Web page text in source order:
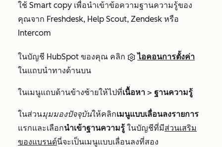
ใช้ Smart copy เพื่อนำเข้าข้อความฐานความรู้ของ
คุณจาก Freshdesk, Help Scout, Zendesk หรือ
Intercom
ในบัญชี HubSpot ของคุณ คลิก
ไอคอนการตั้งค่า
ในแถบนำทางด้านบน
ในเมนูแถบด้านข้างซ้ายให้ไปที่เนื้อหา > ฐานความรู้
ในส่วนมุมมองปัจจุบันให้คลิกเมนูแบบเลื่อนลงรายการ
แรกและเลือกนำเข้าฐานความรู้ ในบัญชีที่มีส่วนเสริม
ของแบรนด์นี่จะเป็นเมนูแบบเลื่อนลงที่สอง